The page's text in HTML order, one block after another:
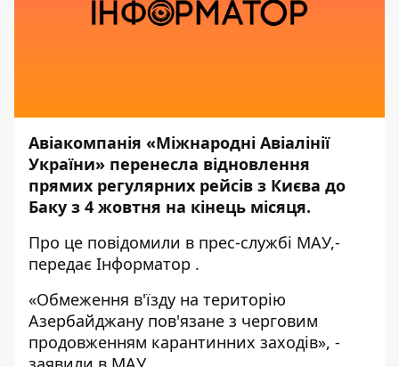
Авіакомпанія «Міжнародні Авіалінії
України» перенесла відновлення
прямих регулярних рейсів з Києва до
Баку з 4 жовтня на кінець місяця.
Про це повідомили в прес-службі МАУ,-
передає Інформатор .
«Обмеження в'їзду на територію
Азербайджану пов'язане з черговим
продовженням карантинних заходів», -